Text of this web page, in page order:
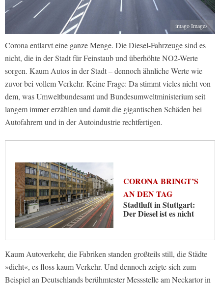
imago Images
Corona entlarvt eine ganze Menge. Die Diesel-Fahrzeuge sind es
nicht, die in der Stadt für Feinstaub und überhöhte NO2-Werte
sorgen. Kaum Autos in der Stadt – dennoch ähnliche Werte wie
zuvor bei vollem Verkehr. Keine Frage: Da stimmt vieles nicht von
dem, was Umweltbundesamt und Bundesumweltministerium seit
langem immer erzählen und damit die gigantischen Schäden bei
Autofahrern und in der Autoindustrie rechtfertigen.
CORONA BRINGT’S
AN DEN TAG
Stadtluft in Stuttgart:
Der Diesel ist es nicht
Kaum Autoverkehr, die Fabriken standen großteils still, die Städte
»dicht«, es floss kaum Verkehr. Und dennoch zeigte sich zum
Beispiel an Deutschlands berühmtester Messstelle am Neckartor in